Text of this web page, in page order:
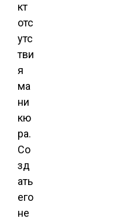
кт
отс
утс
тви
я
ма
ни
кю
ра.
Со
зд
ать
его
не